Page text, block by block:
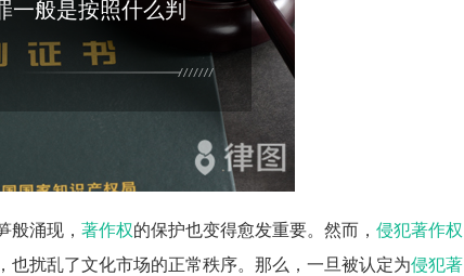
一般是按照什么判
般涌现， 著作权的保护也变得愈发重要。然而， 侵犯著作权
扰乱了文化市场的正常秩序。那么，一旦被认定为侵犯著